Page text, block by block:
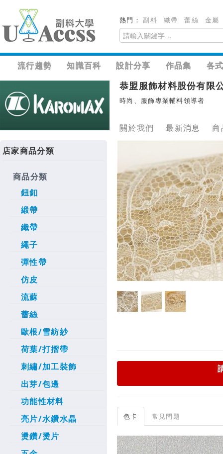
熱門：副料 織帶 蕾絲 金屬
流行趨勢 知識百科 設計分享 作品集 各
恭盟服飾材料股份有限
時尚、服飾專業輔料領導者
關於我們 最新消息 商
店家商品分類
商品分類
鈕釦
緞帶
織帶
繩子
彈性帶
仿皮
流蘇
蕾絲
歐根/雪紡紗
荷葉/打摺帶
刺繡/加工裝飾
出芽/包邊
功能性材料
亮片/水鑽水晶
燙鑽/燙片
色卡 常見問題